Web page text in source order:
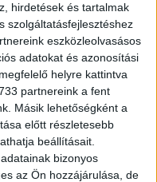
hirdetések és tartalmak
szolgáltatásfejlesztéshez
eszközleolvasásos
adatokat és azonosítási
helyre kattintva
partnereink a fent
Másik lehetőségként a
előtt részletesebb
beállításait.
bizonyos
az Ön hozzájárulása, de
kívántak.
alapján annyi tudható,
közben vesztette
baleset, amikor a